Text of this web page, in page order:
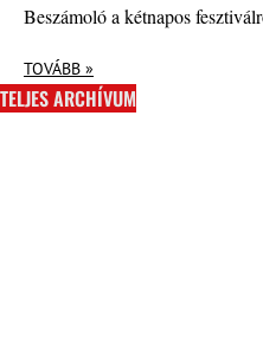
Beszámoló a kétnapos
TOVÁBB »
TELJES ARCHÍVUM